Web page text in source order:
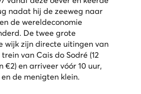
nadat hij de zeeweg naar
de wereldeconomie
De twee grote
wijk zijn directe uitingen van
van Cais do Sodré (12
€2) en arriveer vóór 10 uur,
de menigten klein.